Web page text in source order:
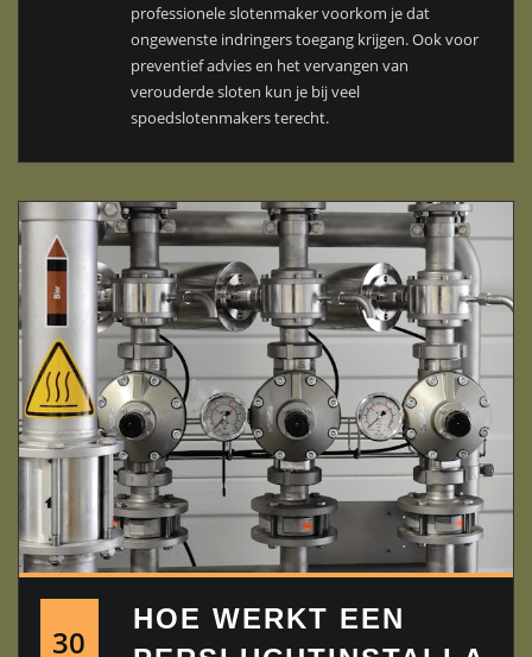
professionele slotenmaker voorkom je dat
ongewenste indringers toegang krijgen. Ook voor
preventief advies en het vervangen van
verouderde sloten kun je bij veel
spoedslotenmakers terecht.
30
HOE WERKT EEN